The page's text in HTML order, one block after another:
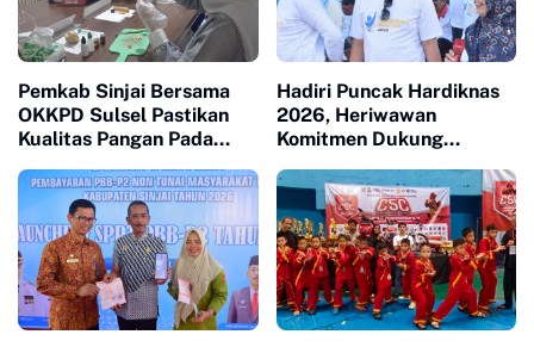
Pemkab Sinjai Bersama
OKKPD Sulsel Pastikan
Kualitas Pangan Pada
Gratis
Hadiri Puncak Hardiknas
2026, Heriwawan
Komitmen Dukung
Sinjai